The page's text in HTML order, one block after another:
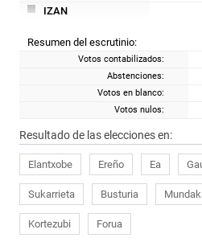
IZAN
Resumen del escrutinio:
Votos contabilizados:
Abstenciones:
Votos en blanco:
Votos nulos:
Resultado de las elecciones en:
Elantxobe Ereño Ea
Sukarrieta Busturia
Kortezubi Forua